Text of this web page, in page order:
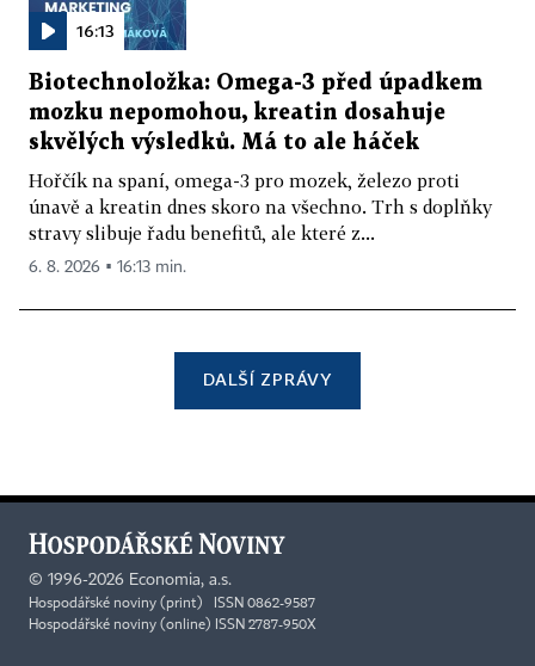
16:13
Biotechnoložka: Omega-3 před úpadkem
mozku nepomohou, kreatin dosahuje
skvělých výsledků. Má to ale háček
Hořčík na spaní, omega-3 pro mozek, železo proti
únavě a kreatin dnes skoro na všechno. Trh s doplňky
stravy slibuje řadu benefitů, ale které z...
6. 8. 2026 ▪ 16:13 min.
DALŠÍ ZPRÁVY
© 1996-2026 Economia, a.s.
Hospodářské noviny (print) ISSN 0862-9587
Hospodářské noviny (online) ISSN 2787-950X